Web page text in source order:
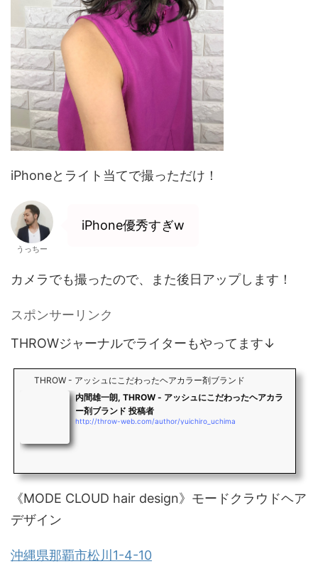
iPhoneとライト当てで撮っただけ！
うっちー
iPhone優秀すぎw
カメラでも撮ったので、また後日アップします！
スポンサーリンク
THROWジャーナルでライターもやってます↓
THROW - アッシュにこだわったヘアカラー剤ブランド
内間雄一朗, THROW - アッシュにこだわったヘアカラ
ー剤ブランド 投稿者
http://throw-web.com/author/yuichiro_uchima
《MODE CLOUD hair design》モードクラウドヘア
デザイン
沖縄県那覇市松川1-4-10